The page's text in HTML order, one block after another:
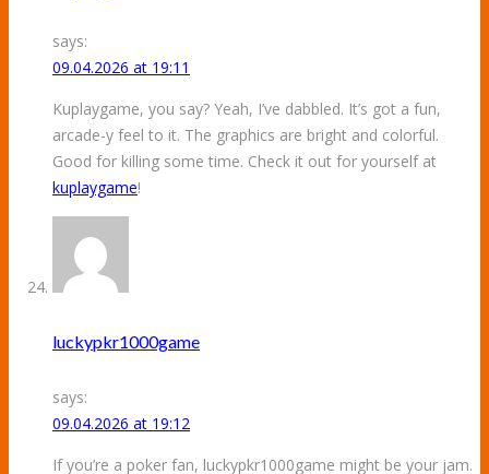
says:
09.04.2026 at 19:11
Kuplaygame, you say? Yeah, I’ve dabbled. It’s got a fun,
arcade-y feel to it. The graphics are bright and colorful.
Good for killing some time. Check it out for yourself at
kuplaygame!
luckypkr1000game
says:
09.04.2026 at 19:12
If you’re a poker fan, luckypkr1000game might be your jam.